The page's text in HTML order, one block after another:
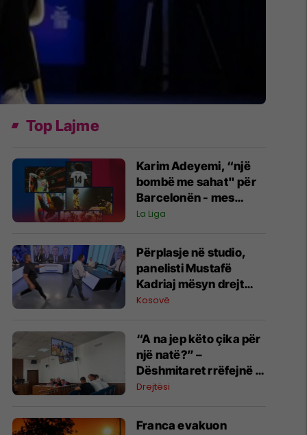
Top Lajme
Karim Adeyemi, “një
bombë me sahat" për
Barcelonën - mes
talentit të madh dhe
madhështisë
La Liga
Përplasje në studio,
panelisti Mustafë
Kadriaj mësyn drejt
Nexhmedin Spahiut -
Kosovë
“A na jep këto çika për
një natë?” –
Dëshmitaret rrëfejnë si
nisi konflikti që
plagosjen e tre
Drejtësi
Franca evakuon